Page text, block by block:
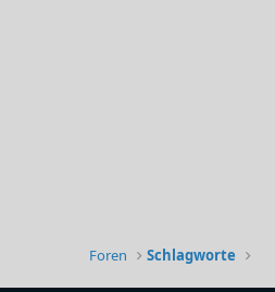
Foren Schlagworte